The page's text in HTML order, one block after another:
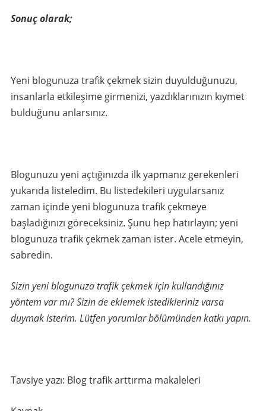
Sonuç olarak;
Yeni blogunuza trafik çekmek sizin duyulduğunuzu,
insanlarla etkileşime girmenizi, yazdıklarınızın kıymet
bulduğunu anlarsınız.
Blogunuzu yeni açtığınızda ilk yapmanız gerekenleri
yukarıda listeledim. Bu listedekileri uygularsanız
zaman içinde yeni blogunuza trafik çekmeye
başladığınızı göreceksiniz. Şunu hep hatırlayın; yeni
blogunuza trafik çekmek zaman ister. Acele etmeyin,
sabredin.
Sizin yeni blogunuza trafik çekmek için kullandığınız
yöntem var mı? Sizin de eklemek istedikleriniz varsa
duymak isterim. Lütfen yorumlar bölümünden katkı yapın.
Tavsiye yazı: Blog trafik arttırma makaleleri